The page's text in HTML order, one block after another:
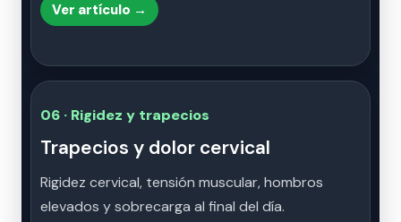
Ver artículo →
06 · Rigidez y trapecios
Trapecios y dolor cervical
Rigidez cervical, tensión muscular, hombros
elevados y sobrecarga al final del día.